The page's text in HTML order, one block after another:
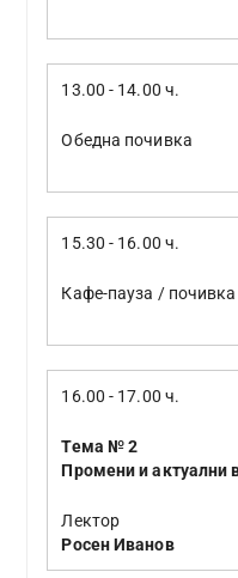
13.00 - 14.00 ч.
Обедна почивка
15.30 - 16.00 ч.
Кафе-пауза / почивка
16.00 - 17.00 ч.
Тема № 2
Промени и актуални
Лектор
Росен Иванов